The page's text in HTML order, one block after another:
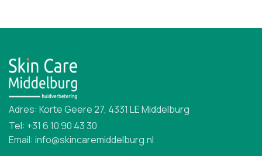
Adres: Korte Geere 27, 4331 LE Middelburg
Tel: +31 6 10 90 43 30
Email: info@skincaremiddelburg.nl